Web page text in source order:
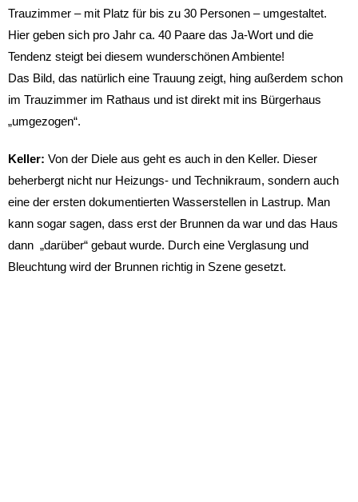
Trauzimmer – mit Platz für bis zu 30 Personen – umgestaltet.
Hier geben sich pro Jahr ca. 40 Paare das Ja-Wort und die
Tendenz steigt bei diesem wunderschönen Ambiente!
Das Bild, das natürlich eine Trauung zeigt, hing außerdem schon
im Trauzimmer im Rathaus und ist direkt mit ins Bürgerhaus
„umgezogen“.
Keller: Von der Diele aus geht es auch in den Keller. Dieser
beherbergt nicht nur Heizungs- und Technikraum, sondern auch
eine der ersten dokumentierten Wasserstellen in Lastrup. Man
kann sogar sagen, dass erst der Brunnen da war und das Haus
dann „darüber“ gebaut wurde. Durch eine Verglasung und
Bleuchtung wird der Brunnen richtig in Szene gesetzt.